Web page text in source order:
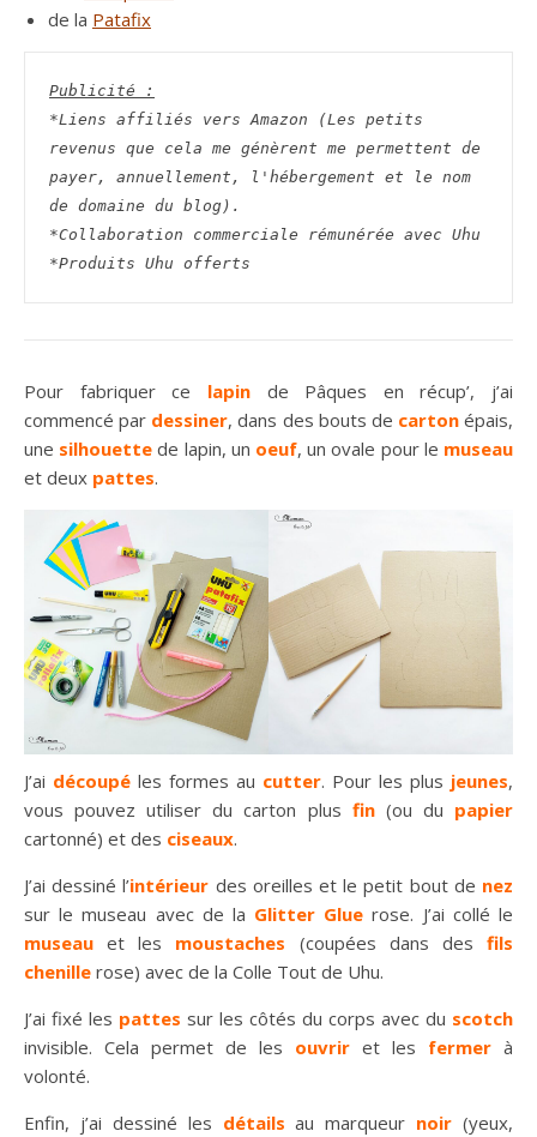
de la Patafix
Publicité :
*Liens affiliés vers Amazon (Les petits
revenus que cela me génèrent me permettent de
payer, annuellement, l'hébergement et le nom
de domaine du blog).
*Collaboration commerciale rémunérée avec Uhu
*Produits Uhu offerts
Pour fabriquer ce lapin
de Pâques en récup’, j’ai
commencé par dessiner, dans des bouts de carton épais,
une silhouette de lapin, un oeuf, un ovale pour le museau
et deux pattes.
J’ai découpé les formes au cutter. Pour les plus jeunes,
vous pouvez utiliser du carton plus fin (ou du papier
cartonné) et des ciseaux.
J’ai dessiné l’intérieur des oreilles et le petit bout de nez
sur le museau avec de la Glitter Glue rose. J’ai collé le
museau et les moustaches (coupées dans desfils
chenille rose) avec de la Colle Tout de Uhu.
J’ai fixé les pattes sur les côtés du corps avec du scotch
invisible. Cela permet de les ouvrir et les fermer à
volonté.
Enfin, j’ai dessiné les détails au marqueur noir (yeux,